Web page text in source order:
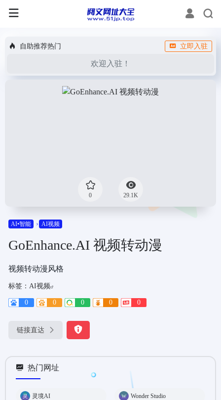
自助推荐热门 立即入驻
欢迎入驻！
0 29.1K
AI•智能 AI视频
GoEnhance.AI 视频转动漫
视频转动漫风格
标签： AI视频
0 0 0 0 0
链接直达
热门网址
灵境AI Wonder Studio